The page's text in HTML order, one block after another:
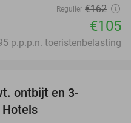
Regulier €162
€105
p.p.p.n. toeristenbelasting
ontbijt en 3-